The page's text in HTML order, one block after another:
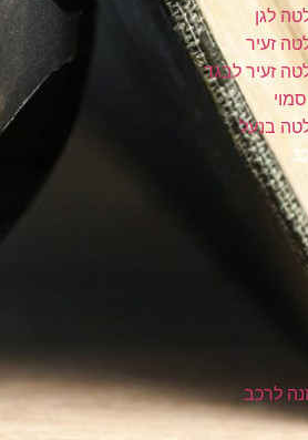
לגן
זעיר
זעיר לבגד
בנעל
לרכב